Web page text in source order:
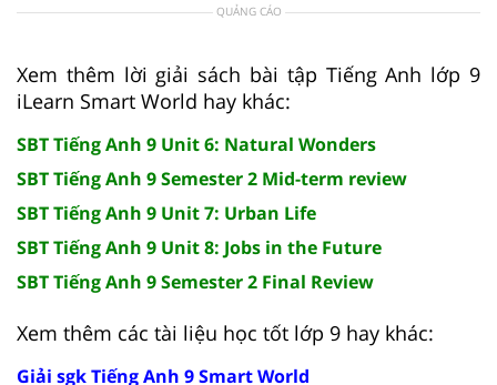
QUẢNG CÁO
Xem thêm lời giải sách bài tập Tiếng Anh lớp 9
iLearn Smart World hay khác:
SBT Tiếng Anh 9 Unit 6: Natural Wonders
SBT Tiếng Anh 9 Semester 2 Mid-term review
SBT Tiếng Anh 9 Unit 7: Urban Life
SBT Tiếng Anh 9 Unit 8: Jobs in the Future
SBT Tiếng Anh 9 Semester 2 Final Review
Xem thêm các tài liệu học tốt lớp 9 hay khác:
Giải sgk Tiếng Anh 9 Smart World